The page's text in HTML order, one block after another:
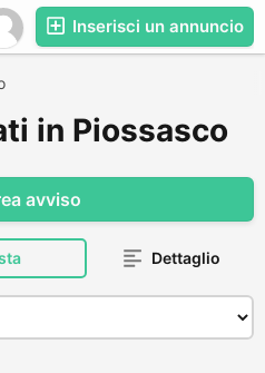
Inserisci un annuncio
in Piossasco
avviso
Dettaglio